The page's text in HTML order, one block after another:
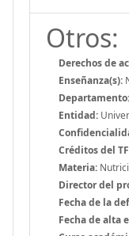
Otros:
Derechos de
Enseñanza(s):
Departamento:
Entidad:
Créditos del
Materia:
Director del
Fecha de la
Fecha de alta